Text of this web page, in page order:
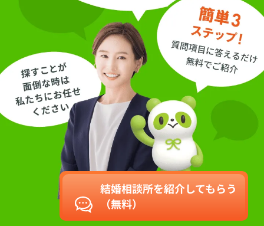
結婚相談所を紹介してもらう
（無料）